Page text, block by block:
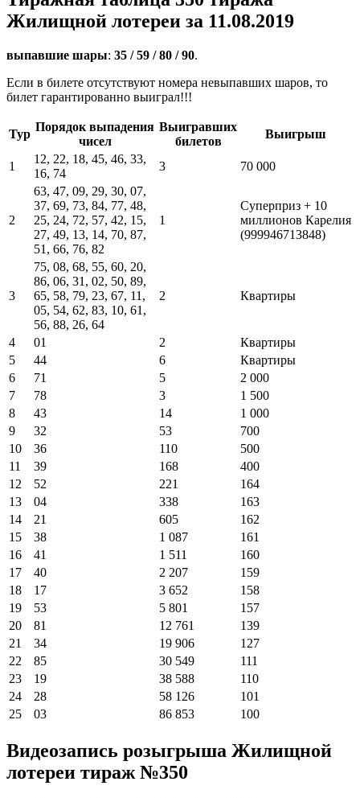
Жилищной лотереи за 11.08.2019
выпавшие шары: 35 / 59 / 80 / 90.
Если в билете отсутствуют номера невыпавших шаров, то
билет гарантированно выиграл!!!
Тур
Порядок выпадения
чисел
Выигравших
билетов
Выигрыш
1
12, 22, 18, 45, 46, 33,
16, 74
3 70 000
2
63, 47, 09, 29, 30, 07,
37, 69, 73, 84, 77, 48,
25, 24, 72, 57, 42, 15,
27, 49, 13, 14, 70, 87,
51, 66, 76, 82
1
Суперприз + 10
миллионов Карелия
(999946713848)
3
75, 08, 68, 55, 60, 20,
86, 06, 31, 02, 50, 89,
65, 58, 79, 23, 67, 11,
05, 54, 62, 83, 10, 61,
56, 88, 26, 64
2 Квартиры
4 01 2
Квартиры
5
44 6
Квартиры
6
71 5
2 000
7
78 3
1 500
8
43 14
1 000
9
32 53
700
10
36 110
500
11
39 168
400
12
52 221
164
13
04 338
163
14
21 605
162
15
38 1 087
161
16
41 1 511
160
17
40 2 207
159
18
17 3 652
158
19
53 5 801
157
20
81 12 761
139
21
34 19 906
127
22
85 30 549
111
23
19 38 588
110
24
28 58 126
101
25
03 86 853 100
Видеозапись розыгрыша Жилищной
лотереи тираж №350